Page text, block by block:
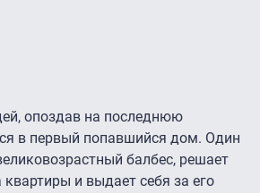
опоздав на последнюю
в первый попавшийся дом. Один
балбес, решает
квартиры и выдает себя за его